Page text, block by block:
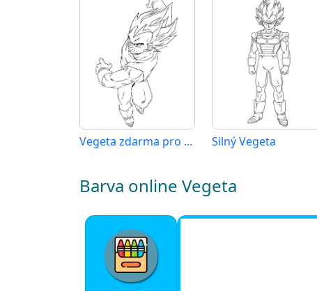
Vegeta zdarma pro děti Silný Vegeta
Barva online Vegeta